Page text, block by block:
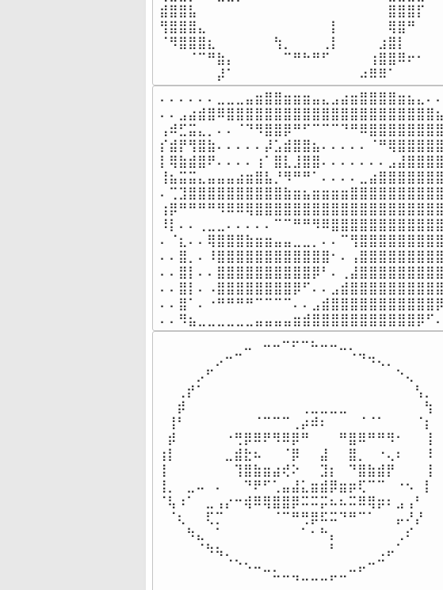
⣾⣿⣿⣧⠀⠀⠀⠀⠀⠀⠀⠀⠀⠀⠀⠀⠀⠀⠀⠀⠀⠀⠀⠀⣿⣿⣿⡏⠀⠀
⢻⣿⣿⣿⣄⠀⠀⠀⠀⠀⠀⠀⠀⠀⠀⠀⠀⠀⡇⠀⠀⠀⠀⠀⢿⣿⠛⠀⠀⠀
⠈⠻⣿⣿⣿⣆⠀⠀⠀⠀⠀⠀⢳⡀⠀⠀⠀⢀⡇⠀⠀⠀⠀⣰⣿⡇⠀⠀⠀⠀
⠀⠀⠀⠈⠉⠛⣷⡄⠀⠀⠀⠀⠀⠉⠛⠓⠛⠋⠀⠀⠀⠀⢰⣿⣿⠿⠖⠂⠀⠀
⠀⠀⠀⠀⠀⠀⡼⠁⠀⠀⠀⠀⠀⠀⠀⠀⠀⠀⠀⠀⠀⠴⠿⠿⠁⠀⠀⠀⠀⠀
⠄⠄⠄⠄⠄⠄⣀⣀⣀⣤⣶⣿⣿⣶⣶⣶⣤⣄⣠⣴⣶⣿⣿⣿⣿⣶⣦⣄⠄⠄
⠄⠄⣠⣴⣾⣿⠿⣿⣿⣿⣿⣿⣿⣿⣿⣿⣿⣿⣿⣿⣿⣿⣿⣿⣿⣿⣿⣿⣿⣦
⢠⠾⣋⣭⣄⡀⠄⠄⠈⠙⠻⣿⣿⡿⠛⠋⠉⠉⠉⠙⠛⠿⣿⣿⣿⣿⣿⣿⣿⣿
⡎⣾⡟⢻⣿⣷⠄⠄⠄⠄⠄⡼⣡⣾⣿⣿⣦⠄⠄⠄⠄⠄⠈⠛⢿⣿⣿⣿⣿⣿
⡇⢿⣷⣾⣿⠟⠄⠄⠄⠄⢰⠁⣿⣇⣸⣿⣿⠄⠄⠄⠄⠄⠄⠄⣠⣼⣿⣿⣿⣿
⢸⣦⣭⣭⣄⣤⣤⣤⣴⣶⣿⣧⡘⠻⠛⠛⠁⠄⠄⠄⠄⣀⣴⣿⣿⣿⣿⣿⣿⣿
⠄⢉⣹⣿⣿⣿⣿⣿⣿⣿⣿⣿⣿⣷⣶⣦⣶⣶⣶⣶⣿⣿⣿⣿⣿⣿⣿⣿⣿⣿
⢰⡿⠛⠛⠛⠛⠻⠿⠿⢿⣿⣿⣿⣿⣿⣿⣿⣿⣿⣿⣿⣿⣿⣿⣿⣿⣿⣿⣿⣿
⠸⡇⠄⠄⢀⣀⣀⠄⠄⠄⠄⠄⠉⠉⠛⠛⠻⠿⣿⣿⣿⣿⣿⣿⣿⣿⣿⣿⣿⣿
⠄⠈⣆⠄⠄⢿⣿⣿⣿⣷⣶⣶⣤⣤⣀⣀⡀⠄⠄⠉⢻⣿⣿⣿⣿⣿⣿⣿⣿⣿
⠄⠄⣿⡀⠄⠸⣿⣿⣿⣿⣿⣿⣿⣿⣿⣿⣿⣿⠂⠄⢠⣿⣿⣿⣿⣿⣿⣿⣿⣿
⠄⠄⣿⡇⠄⠄⣿⣿⣿⣿⣿⣿⣿⣿⣿⣿⡿⠃⠄⢀⣼⣿⣿⣿⣿⣿⣿⣿⣿⣿
⠄⠄⣿⡇⠄⠠⣿⣿⣿⣿⣿⣿⣿⣿⡿⠋⠄⠄⣠⣾⣿⣿⣿⣿⣿⣿⣿⣿⣿⣿
⠄⠄⣿⠁⠄⠐⠛⠛⠛⠛⠉⠉⠉⠉⠄⠄⣠⣾⣿⣿⣿⣿⣿⣿⣿⣿⣿⣿⣿⡿
⠄⠄⠻⣦⣀⣀⣀⣀⣀⣀⣤⣤⣤⣤⣶⣾⣿⣿⣿⣿⣿⣿⣿⣿⣿⣿⣿⡿⠋⠄
⠀⠀⠀⠀⠀⠀⠀⠀⠀⣀⠀⠤⠤⠒⠖⠒⠦⠤⠤⣀⡀⠀⠀⠀⠀⠀⠀⠀⠀
⠀⠀⠀⠀⠀⠀⡠⠒⠉⠀⠀⠀⠀⠀⠀⠀⠀⠀⠀⠀⠈⠙⠲⢄⡀⠀⠀⠀⠀
⠀⠀⠀⠀⡠⠋⠀⠀⠀⠀⠀⠀⠀⠀⠀⠀⠀⠀⠀⠀⠀⠀⠀⠀⠀⠑⢄⠀⠀⠀
⠀⠀⢀⡞⠁⠀⠀⠀⠀⠀⠀⠀⠀⠀⠀⠀⠀⠀⠀⠀⠀⠀⠀⠀⠀⠀⠀⢣⡀⠀
⠀⠀⡾⠀⠀⠀⠀⠀⠀⠀⠀⠀⠀⠀⠀⢀⣀⣀⣀⣀⠀⠀⠀⠀⠀⠀⠀⠀⢳⠀
⠀⢸⠃⠀⠀⠀⠀⠀⠀⠀⠈⠉⠉⠉⢀⡴⠾⠆⠀⠀⠀⠈⠈⠁⠀⠀⠀⠈⡆
⠀⡾⠀⠀⠀⠀⠀⠐⢛⡿⠿⠟⠻⠿⡿⠛⠀⠀⠀⠛⣿⠿⠛⠛⠻⠂⠀⠀⢸
⢰⡇⠀⠀⠀⠀⠀⣀⣾⣗⠦⠀⠀⠈⡿⠀⠀⣼⠀⠀⣿⡀⠀⠐⢄⠆⠀⠀⠸
⢸⠀⠀⠀⠀⠀⠀⠀⢹⣿⣷⣶⣴⢞⠕⠀⠀⣹⡆⠀⠙⣿⣷⣾⡟⠀⠀⠀⢸
⢸⡀⠀⣀⠤⠀⠄⠀⠀⠙⠟⠋⢁⣤⣼⣅⣶⣾⡿⣶⡶⢏⠉⠉⠀⠐⠢⠀⡇
⠈⢧⠰⠁⠀⣀⢠⡔⠒⢾⠿⢿⣿⣿⡿⠭⠭⡭⠦⠦⠭⠿⢿⡶⠆⣠⢠⠃
⠀⠈⢆⠀⠀⢏⡉⠀⠀⠀⠀⠀⠈⠉⠛⢛⡿⠯⠭⠙⠛⠉⠁⠀⠀⡤⠜⡜⠀
⠀⠀⠀⠳⣄⠀⠁⠀⠀⠀⠀⠀⠀⠀⠀⠁⠂⠓⡄⠀⠀⠀⠀⠀⠀⢀⠎⠀⠀
⠀⠀⠀⠀⠈⠳⢦⡀⠀⠀⠀⠀⠀⠀⠀⠀⠀⠀⠃⠀⠀⠀⠀⢀⡤⠁⠀⠀⠀
⠀⠀⠀⠀⠀⠀⠀⠈⠑⠢⠤⣀⡀⠀⠀⠀⠀⠀⠀⠀⣀⡤⠒⠉⠀⠀⠀⠀⠀
⠀⠀⠀⠀⠀⠀⠀⠀⠀⠀⠀⠀⠉⠉⠙⠒⠒⠒⠋⠉⠀⠀⠀⠀⠀⠀⠀⠀⠀